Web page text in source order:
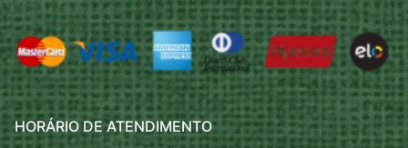
HORÁRIO DE ATENDIMENTO